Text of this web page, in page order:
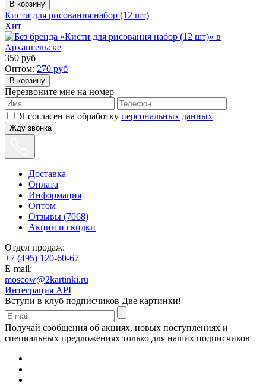
Кисти для рисования набор (12 шт)
Хит
350 руб
Оптом: 270 руб
Перезвоните мне на номер
Я согласен на обработку персональных данных
Жду звонка
Доставка
Оплата
Информация
Оптом
Отзывы (7068)
Акции и скидки
Отдел продаж:
+7 (495) 120-60-67
E-mail:
moscow@2kartinki.ru
Интеграция API
Вступи в клуб подписчиков Две картинки!
Получай сообщения об акциях, новых поступлениях и
специальных предложениях только для наших подписчиков